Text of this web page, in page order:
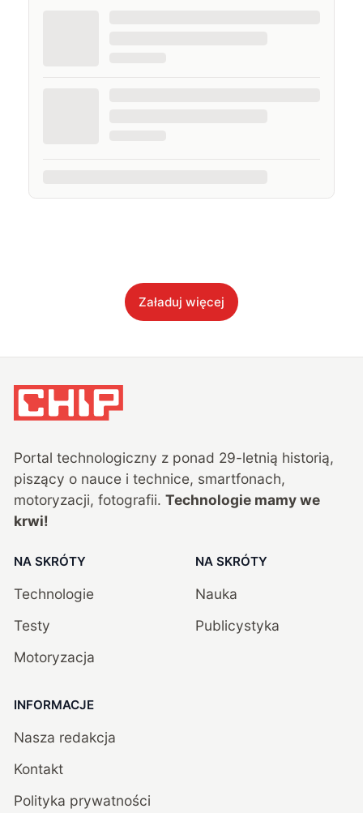
Załaduj więcej
Portal technologiczny z ponad 29-letnią historią,
piszący o nauce i technice, smartfonach,
motoryzacji, fotografii. Technologie mamy we
krwi!
NA SKRÓTY
Technologie
Testy
Motoryzacja
NA SKRÓTY
Nauka
Publicystyka
INFORMACJE
Nasza redakcja
Kontakt
Polityka prywatności